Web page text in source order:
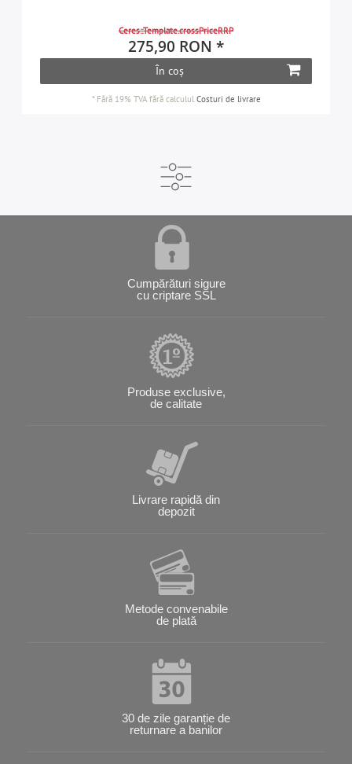
Ceres::Template.crossPriceRRP
275,90 RON *
În coș
* Fără 19% TVAfără calculul Costuri de livrare
Cumpărături sigure
cu criptare SSL
Produse exclusive,
de calitate
Livrare rapidă din
depozit
Metode convenabile
de plată
30 de zile garanție de
returnare a banilor